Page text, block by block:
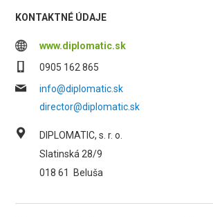
KONTAKTNÉ ÚDAJE
www.diplomatic.sk
0905 162 865
info@diplomatic.sk
director@diplomatic.sk
DIPLOMATIC, s. r. o.
Slatinská 28/9
018 61
Beluša